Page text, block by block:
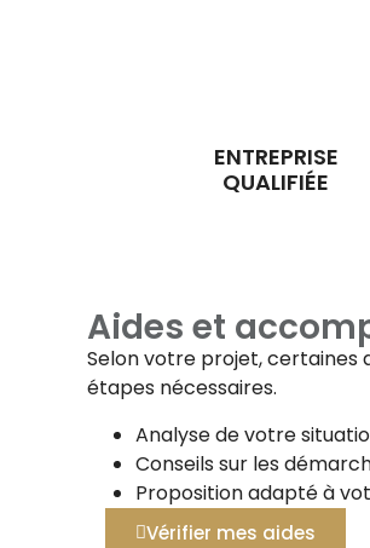
ENTREPRISE
QUALIFIÉE
Aides et
Selon votre projet, certaines
étapes nécessaires.
Analyse de votre
Conseils sur les
Proposition adapté à
Vérifier mes aides